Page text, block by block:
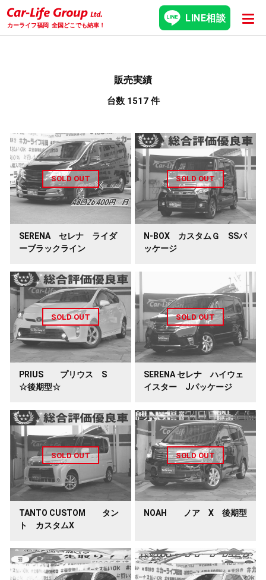
カーライフ福岡 全国どこでも納車！
LINE相談
販売実績
台数 1517 件
SERENA セレナ ライダ
ーブラックライン
N-BOX カスタムＧ SSパ
ッケージ
PRIUS プリウス S
☆後期型☆
SERENA セレナ ハイウェ
イスター Jパッケージ
TANTO CUSTOM タン
ト カスタムX
NOAH ノア X 後期型